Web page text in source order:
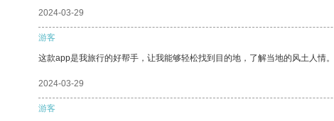
2024-03-29
游客
这款app是我旅行的好帮手，让我能够轻松找到目的地，了解当地的风土人情。
2024-03-29
游客